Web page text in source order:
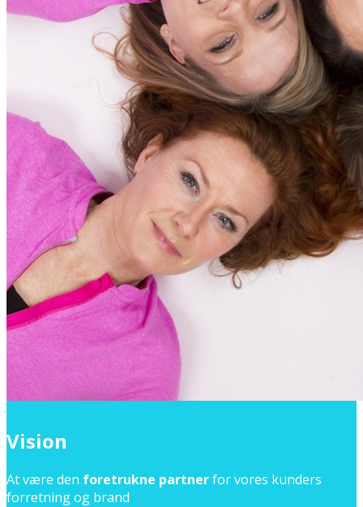
Vision
At være den foretrukne partnerfor vores kunders
forretning og brand